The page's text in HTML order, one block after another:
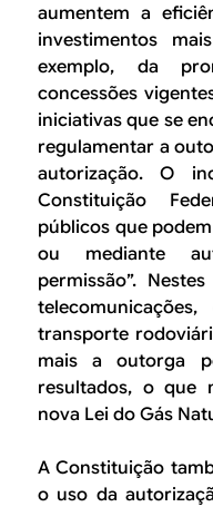
aumentem a
investimentos
exemplo, da
concessões
iniciativas que se
regulamentar a
autorização. O
Constituição
públicos que
ou mediante
permissão”.
transporte
mais a outorga
resultados, o que
nova Lei do Gás
A Constituição
o uso da